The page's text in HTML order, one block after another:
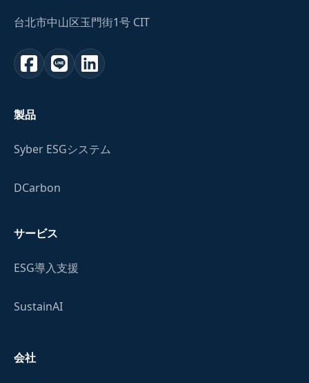
台北市中山区玉門街1号 CIT
製品
Syber ESGシステム
DCarbon
サービス
ESG導入支援
SustainAI
会社